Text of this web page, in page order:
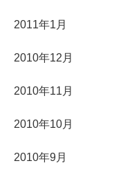
2011年1月
2010年12月
2010年11月
2010年10月
2010年9月